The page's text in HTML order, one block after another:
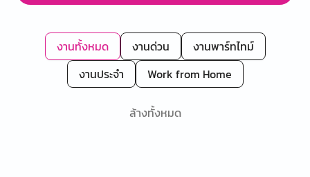
งานทั้งหมด งานด่วน
งานพาร์ทไทม์
งานประจำ
Work from Home
ล้างทั้งหมด